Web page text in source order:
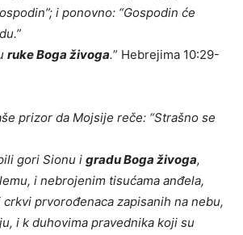
i ponovno: “Gospodin će
ruke Boga živoga.” Hebrejima 10:29-
prizor da Mojsije reče: “Strašno se
gori Sionu i gradu Boga živoga,
i nebrojenim tisućama anđela,
prvorođenaca zapisanih na nebu,
i k duhovima pravednika koji su